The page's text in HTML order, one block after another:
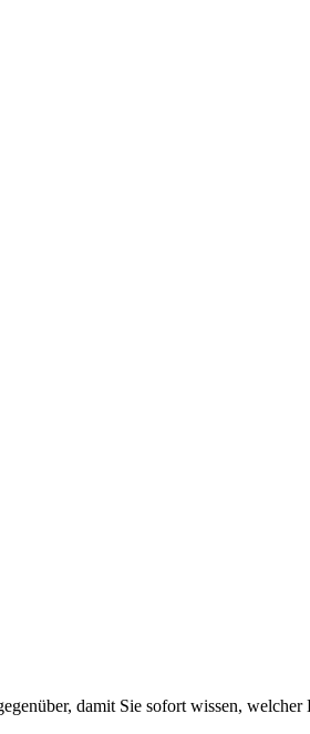
damit Sie sofort wissen, welcher